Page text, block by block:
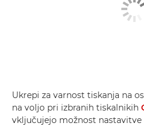
Ukrepi za varnost tiskanja na
na voljo pri izbranih tiskalnikih
vključujejo možnost nastavitve